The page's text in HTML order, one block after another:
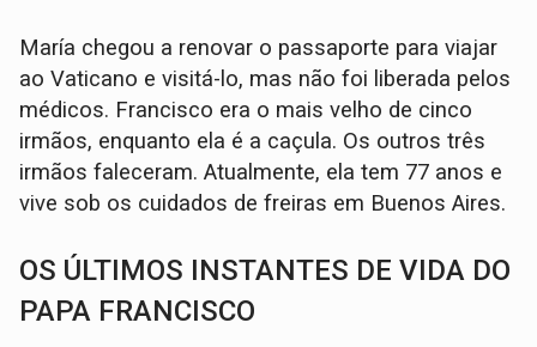
María chegou a renovar o passaporte para viajar
ao Vaticano e visitá-lo, mas não foi liberada pelos
médicos. Francisco era o mais velho de cinco
irmãos, enquanto ela é a caçula. Os outros três
irmãos faleceram. Atualmente, ela tem 77 anos e
vive sob os cuidados de freiras em Buenos Aires.
OS ÚLTIMOS INSTANTES DE VIDA DO
PAPA FRANCISCO